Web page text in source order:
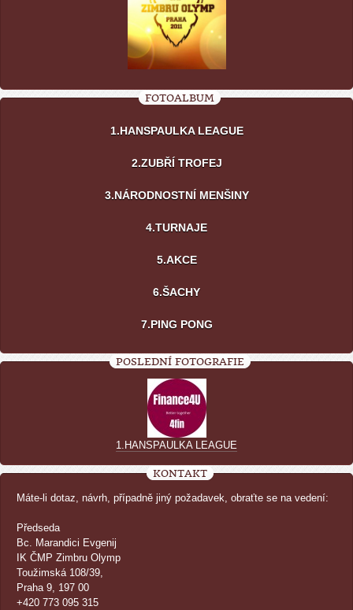
FOTOALBUM
1.HANSPAULKA LEAGUE
2.ZUBŘÍ TROFEJ
3.NÁRODNOSTNÍ MENŠINY
4.TURNAJE
5.AKCE
6.ŠACHY
7.PING PONG
POSLEDNÍ FOTOGRAFIE
1.HANSPAULKA LEAGUE
KONTAKT
Máte-li dotaz, návrh, případně jiný požadavek, obraťte se na vedení:
Předseda
Bc. Marandici Evgenij
IK ČMP Zimbru Olymp
Toužimská 108/39,
Praha 9, 197 00
+420 773 095 315